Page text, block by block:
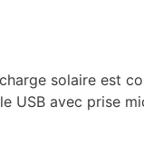
solaire est
USB avec prise